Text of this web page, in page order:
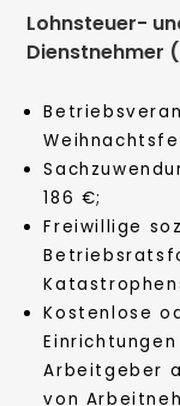
Lohnsteuer-
Dienstnehmer
186 €;
Freiwillige
Kostenlose
Arbeitgeber
von